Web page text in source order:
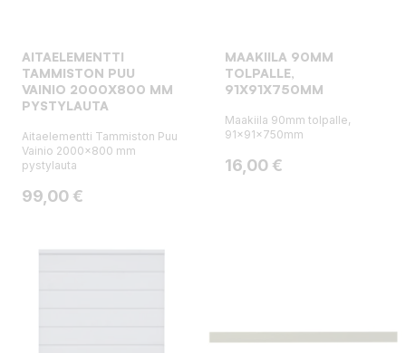
AITAELEMENTTI
TAMMISTON PUU
VAINIO 2000X800 MM
PYSTYLAUTA
Aitaelementti Tammiston Puu
Vainio 2000x800 mm
pystylauta
Hinta
99,00 €
MAAKIILA 90MM
TOLPALLE,
91X91X750MM
Maakiila 90mm tolpalle,
91x91x750mm
Hinta
16,00 €